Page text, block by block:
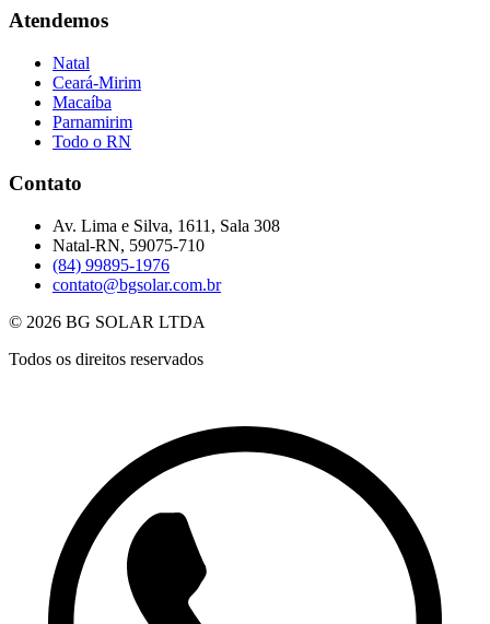
Atendemos
Natal
Ceará-Mirim
Macaíba
Parnamirim
Todo o RN
Contato
Av. Lima e Silva, 1611, Sala 308
Natal-RN, 59075-710
(84) 99895-1976
contato@bgsolar.com.br
© 2026 BG SOLAR LTDA
Todos os direitos reservados